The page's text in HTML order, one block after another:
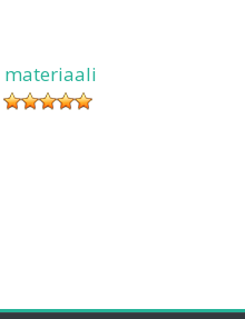
materiaali